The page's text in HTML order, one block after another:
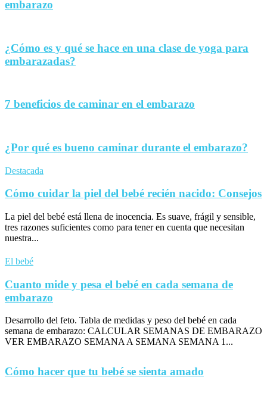
embarazo
¿Cómo es y qué se hace en una clase de yoga para
embarazadas?
7 beneficios de caminar en el embarazo
¿Por qué es bueno caminar durante el embarazo?
Destacada
Cómo cuidar la piel del bebé recién nacido: Consejos
La piel del bebé está llena de inocencia. Es suave, frágil y sensible,
tres razones suficientes como para tener en cuenta que necesitan
nuestra...
El bebé
Cuanto mide y pesa el bebé en cada semana de
embarazo
Desarrollo del feto. Tabla de medidas y peso del bebé en cada
semana de embarazo: CALCULAR SEMANAS DE EMBARAZO
VER EMBARAZO SEMANA A SEMANA SEMANA 1...
Cómo hacer que tu bebé se sienta amado